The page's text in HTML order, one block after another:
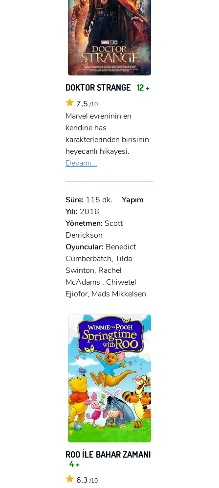
DOKTOR STRANGE 12 +
7,5 /10
Marvel evreninin en
kendine has
karakterlerinden birisinin
heyecanlı hikayesi.
Devamı...
Süre: 115 dk.
Yapım
Yılı: 2016
Yönetmen: Scott
Derrickson
Oyuncular: Benedict
Cumberbatch, Tilda
Swinton, Rachel
McAdams , Chiwetel
Ejiofor, Mads Mikkelsen
ROO İLE BAHAR ZAMANI
4 +
6,3 /10